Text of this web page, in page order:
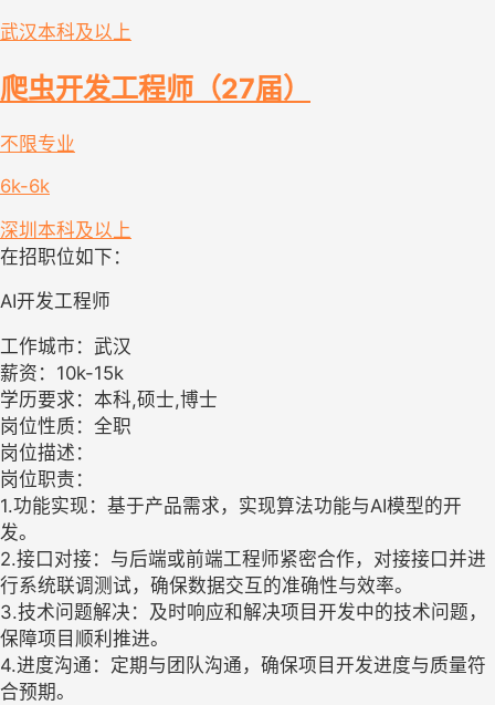
武汉本科及以上
爬虫开发工程师（27届）
不限专业
6k-6k
深圳 本科及以上
在招职位如下：
AI开发工程师
工作城市：武汉
薪资：10k-15k
学历要求：本科,硕士,博士
岗位性质：全职
岗位描述：
岗位职责：
1.功能实现：基于产品需求，实现算法功能与AI模型的开
发。
2.接口对接：与后端或前端工程师紧密合作，对接接口并进
行系统联调测试，确保数据交互的准确性与效率。
3.技术问题解决：及时响应和解决项目开发中的技术问题，
保障项目顺利推进。
4.进度沟通：定期与团队沟通，确保项目开发进度与质量符
合预期。